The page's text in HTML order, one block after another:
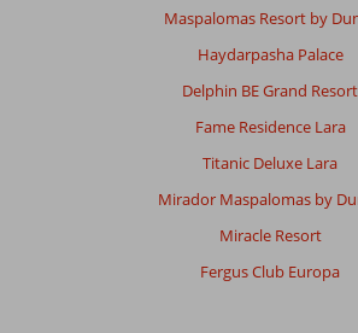
Maspalomas Resort by
Haydarpasha Palace
Delphin BE Grand Resort
Fame Residence Lara
Titanic Deluxe Lara
Mirador Maspalomas by
Miracle Resort
Fergus Club Europa